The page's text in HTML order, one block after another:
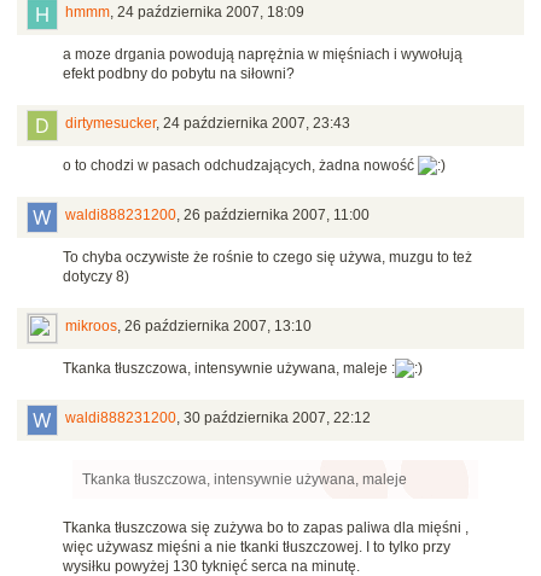
hmmm, 24 października 2007, 18:09
a moze drgania powodują naprężnia w mięśniach i wywołują
efekt podbny do pobytu na siłowni?
dirtymesucker, 24 października 2007, 23:43
o to chodzi w pasach odchudzających, żadna nowość
waldi888231200, 26 października 2007, 11:00
To chyba oczywiste że rośnie to czego się używa, muzgu to też
dotyczy 8)
mikroos, 26 października 2007, 13:10
Tkanka tłuszczowa, intensywnie używana, maleje :
waldi888231200, 30 października 2007, 22:12
Tkanka tłuszczowa, intensywnie używana, maleje
Tkanka tłuszczowa się zużywa bo to zapas paliwa dla mięśni ,
więc używasz mięśni a nie tkanki tłuszczowej. I to tylko przy
wysiłku powyżej 130 tyknięć serca na minutę.